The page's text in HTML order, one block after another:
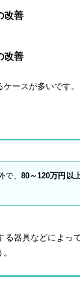
改善
改善
ースが多いです。
で、80～120万円以
る器具などによっ